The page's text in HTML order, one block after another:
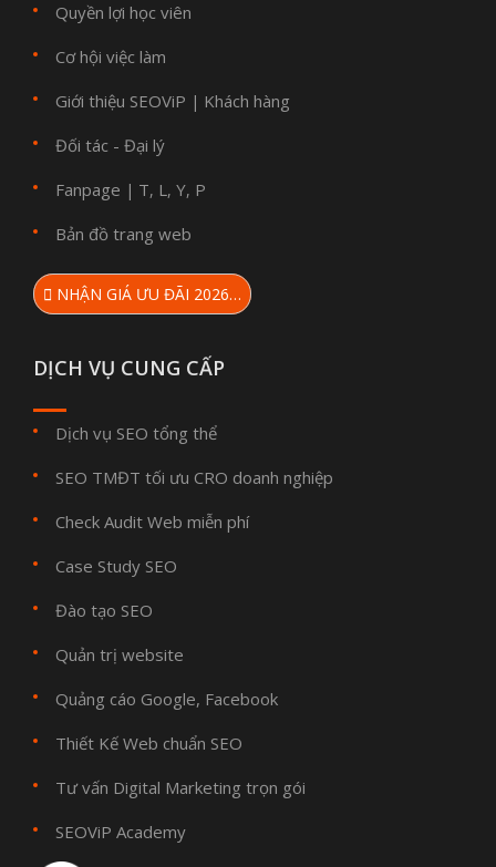
Quyền lợi học viên
Cơ hội việc làm
Giới thiệu SEOViP | Khách hàng
Đối tác - Đại lý
Fanpage | T, L, Y, P
Bản đồ trang web
NHẬN GIÁ ƯU ĐÃI 2026…
DỊCH VỤ CUNG CẤP
Dịch vụ SEO tổng thể
SEO TMĐT tối ưu CRO doanh nghiệp
Check Audit Web miễn phí
Case Study SEO
Đào tạo SEO
Quản trị website
Quảng cáo Google, Facebook
Thiết Kế Web chuẩn SEO
Tư vấn Digital Marketing trọn gói
SEOViP Academy